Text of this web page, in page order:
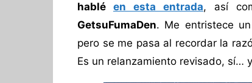
hablé en esta entrada, así
GetsuFumaDen. Me entristece
pero se me pasa al recordar la
Es un relanzamiento revisado, sí…